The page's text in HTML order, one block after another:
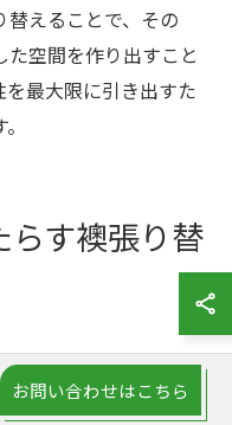
替えることで、その
空間を作り出すこと
最大限に引き出すた
らす襖張り替
幅
お問い合わせはこちら